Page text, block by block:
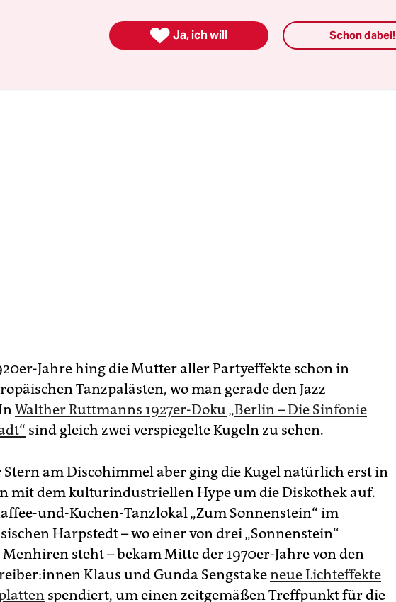
mit einem „mirrored ball“ illuminiert haben. Und
von 1912 ist in einemZimmer eine Spiegelkugel zu
Jahre hing die Mutter aller Partyeffekte schon in
Tanzpalästen, wo man gerade den Jazz
Walther Ruttmanns 1927er-Doku „Berlin – Die Sinfonie
sind gleich zwei verspiegelte Kugeln zu sehen.
Stern am Disco­himmel aber ging die Kugel natürlich erst in
mit dem kulturindustriellen Hype um die Diskothek auf.
und-Kuchen-Tanzlokal „Zum Sonnenstein“ im
Harpstedt – wo einer von drei „Sonnenstein“
steht – bekam Mitte der 1970er-Jahre von den
Klaus und Gunda Sengstakeneue Lichteffekte
spendiert, um einen zeitgemäßen Treffpunkt für die
 Ja, ich will Schon dabei!